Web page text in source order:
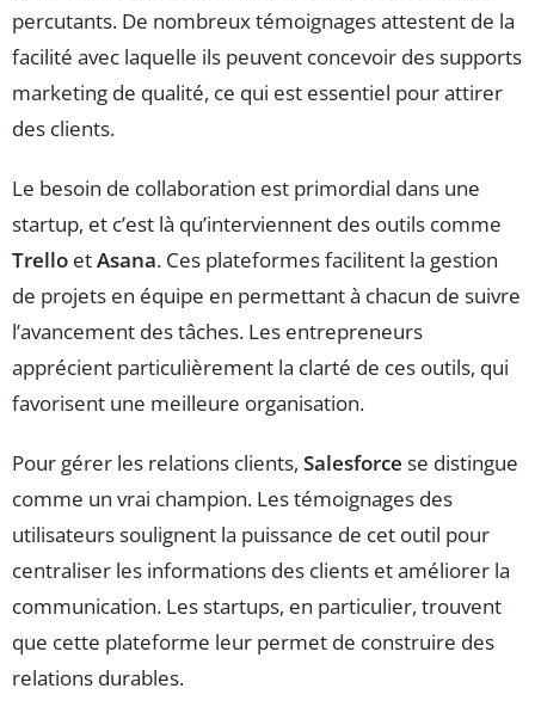
percutants. De nombreux témoignages attestent de la
facilité avec laquelle ils peuvent concevoir des supports
marketing de qualité, ce qui est essentiel pour attirer
des clients.
Le besoin de collaboration est primordial dans une
startup, et c’est là qu’interviennent des outils comme
Trello etAsana. Ces plateformes facilitent la gestion
de projets en équipe en permettant à chacun de suivre
l’avancement des tâches. Les entrepreneurs
apprécient particulièrement la clarté de ces outils, qui
favorisent une meilleure organisation.
Pour gérer les relations clients, Salesforce se distingue
comme un vrai champion. Les témoignages des
utilisateurs soulignent la puissance de cet outil pour
centraliser les informations des clients et améliorer la
communication. Les startups, en particulier, trouvent
que cette plateforme leur permet de construire des
relations durables.